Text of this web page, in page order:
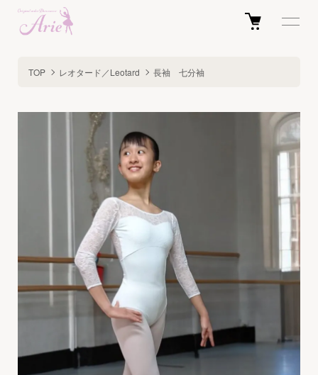
TOP レオタード／Leotard 長袖 七分袖